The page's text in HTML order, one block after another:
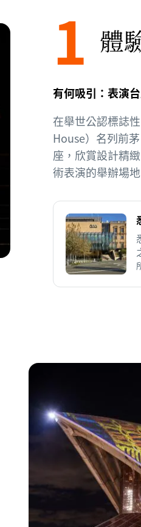
1 體
有何吸引：表演
在舉世公認標誌
House）名列前
座，欣賞設計精
術表演的舉辦場